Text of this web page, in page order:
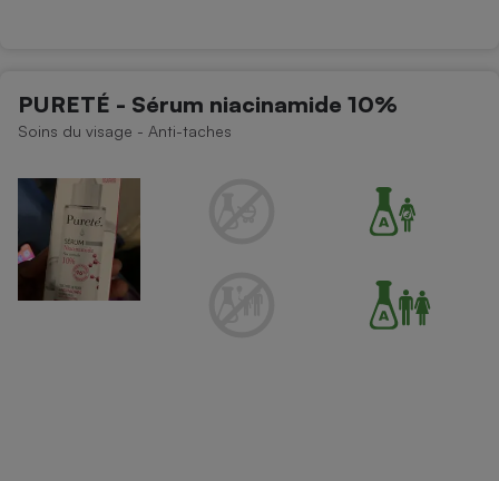
PURETÉ - Sérum niacinamide 10%
Soins du visage - Anti-taches